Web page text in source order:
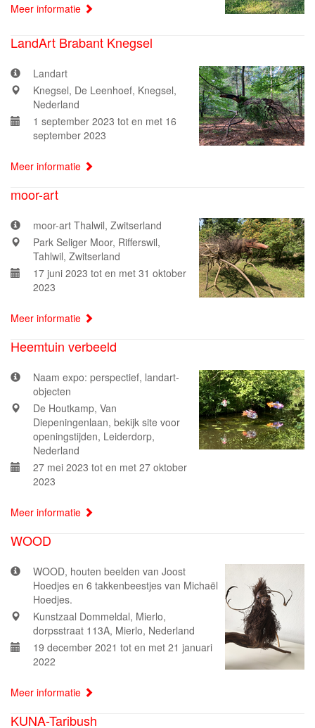
Meer informatie
LandArt Brabant Knegsel
Landart
Knegsel, De Leenhoef, Knegsel,
Nederland
1 september 2023 tot en met 16
september 2023
Meer informatie
moor-art
moor-art Thalwil, Zwitserland
Park Seliger Moor, Rifferswil,
Tahlwil, Zwitserland
17 juni 2023 tot en met 31 oktober
2023
Meer informatie
Heemtuin verbeeld
Naam expo: perspectief, landart-
objecten
De Houtkamp, Van
Diepeningenlaan, bekijk site voor
openingstijden, Leiderdorp,
Nederland
27 mei 2023 tot en met 27 oktober
2023
Meer informatie
WOOD
WOOD, houten beelden van Joost
Hoedjes en 6 takkenbeestjes van Michaël
Hoedjes.
Kunstzaal Dommeldal, Mierlo,
dorpsstraat 113A, Mierlo, Nederland
19 december 2021 tot en met 21 januari
2022
Meer informatie
KUNA-Taribush